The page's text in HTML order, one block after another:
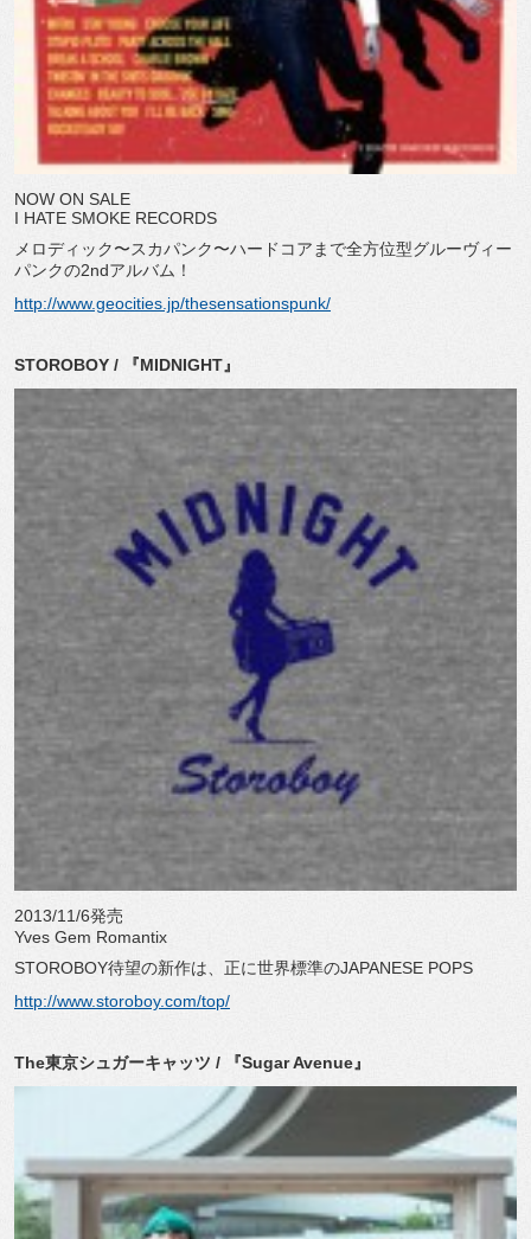
NOW ON SALE
I HATE SMOKE RECORDS
メロディック〜スカパンク〜ハードコアまで全方位型グルーヴィー
パンクの2ndアルバム！
http://www.geocities.jp/thesensationspunk/
STOROBOY / 『MIDNIGHT』
2013/11/6発売
Yves Gem Romantix
STOROBOY待望の新作は、正に世界標準のJAPANESE POPS
http://www.storoboy.com/top/
The東京シュガーキャッツ / 『Sugar Avenue』